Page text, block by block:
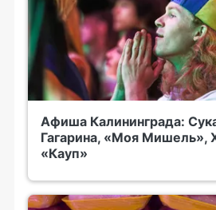
Афиша Калининграда:
Гагарина, «Моя Мишель»,
«Кауп»